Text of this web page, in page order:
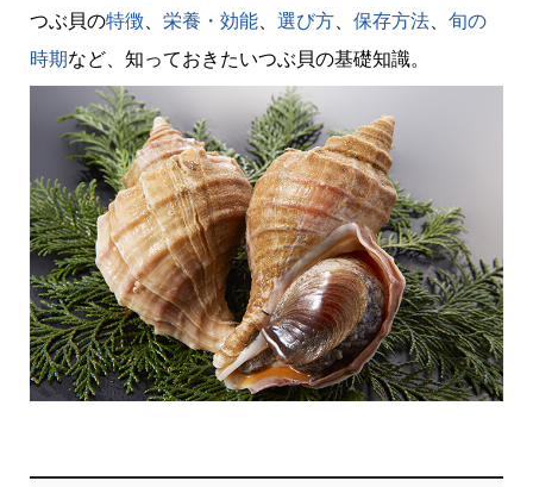
つぶ貝の特徴、 栄養・効能、 選び方、 保存方法、 旬の
時期など、知っておきたいつぶ貝の基礎知識。